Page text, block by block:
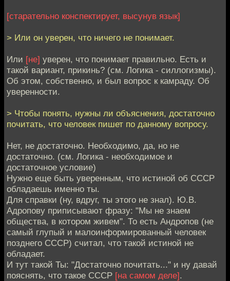
[старательно конспектирует, высунув язык]
> Или он уверен, что ничего не понимает.
Или [не] уверен, что понимает правильно. Есть и
такой вариант, прикинь? (см. Логика - силлогизмы).
Об этом, собственно, и был вопрос к камраду. Об
уверенности.
> Чтобы понять, нужны ли объяснения, достаточно
почитать, что человек пишет по данному вопросу.
Нет, не достаточно. Необходимо, да, но не
достаточно. (см. Логика - необходимое и
достаточное условие)
Нужно еще быть уверенным, что истиной об СССР
обладаешь именно ты.
Для справки (ну, вдруг, ты этого не знал). Ю.В.
Адропову приписывают фразу: "Мы не знаем
общества, в котором живем". То есть Андропов (не
самый глупый и малоинформированный человек
позднего СССР) считал, что такой истиной не
обладает.
И тут такой Ты: "Достаточно почитать..." и ну давай
пояснять, что такое СССР [на самом деле].